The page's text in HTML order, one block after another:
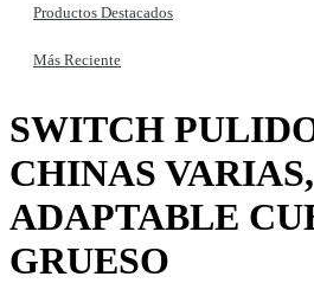
Productos Destacados
Más Reciente
SWITCH
CHINAS VARIAS,
ADAPTABLE
GRUESO